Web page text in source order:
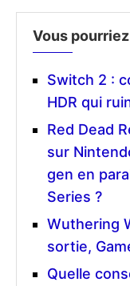
Vous
Switch 2 :
HDR qui
Red Dead
sur
gen en
Series ?
Wuthering
sortie,
Quelle